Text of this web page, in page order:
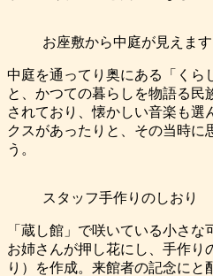
お座敷から中庭が見えます
中庭を通ってり奥にある「くら
と、かつての暮らしを物語る民
されており、懐かしい音楽も選
クスがあったりと、その当時に
う。
スタッフ手作りのしおり
「蔵し館」で咲いている小さ
お姉さんが押し花にし、手作り
り）を作成。来館者の記念にと